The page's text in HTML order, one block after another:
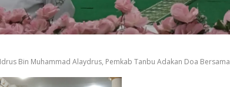
Bin Muhammad Alaydrus, Pemkab Tanbu Adakan Doa Bersama